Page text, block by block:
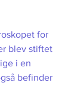
for
blev stiftet
i en
befinder